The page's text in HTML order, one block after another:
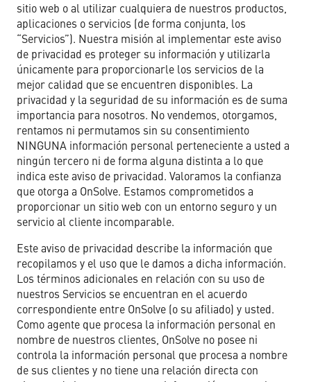
Schools & Education
Churches & Religious Communities
Non-Profit Organizations
Small to Medium Businesses
Property Management
Get Started Now
PRICING
Get Started Now
sitio web o al utilizar cualquiera de nuestros productos,
aplicaciones o servicios (de forma conjunta, los
“Servicios”). Nuestra misión al implementar este aviso
de privacidad es proteger su información y utilizarla
únicamente para proporcionarle los servicios de la
mejor calidad que se encuentren disponibles. La
privacidad y la seguridad de su información es de suma
importancia para nosotros. No vendemos, otorgamos,
rentamos ni permutamos sin su consentimiento
NINGUNA información personal perteneciente a usted a
ningún tercero ni de forma alguna distinta a lo que
indica este aviso de privacidad. Valoramos la confianza
que otorga a OnSolve. Estamos comprometidos a
proporcionar un sitio web con un entorno seguro y un
servicio al cliente incomparable.
Este aviso de privacidad describe la información que
recopilamos y el uso que le damos a dicha información.
Los términos adicionales en relación con su uso de
nuestros Servicios se encuentran en el acuerdo
correspondiente entre OnSolve (o su afiliado) y usted.
Como agente que procesa la información personal en
nombre de nuestros clientes, OnSolve no posee ni
controla la información personal que procesa a nombre
de sus clientes y no tiene una relación directa con